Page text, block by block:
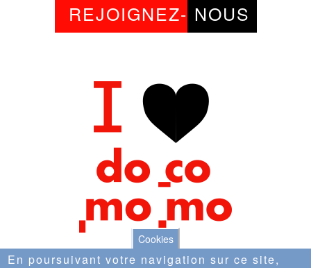
REJOIGNEZ- NOUS
Cookies
En poursuivant votre navigation sur ce site,